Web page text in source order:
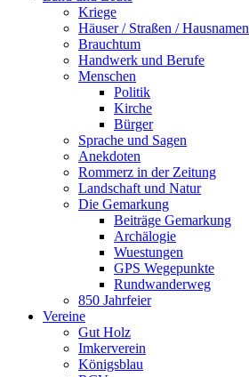
Kriege
Häuser / Straßen / Hausnamen
Brauchtum
Handwerk und Berufe
Menschen
Politik
Kirche
Bürger
Sprache und Sagen
Anekdoten
Rommerz in der Zeitung
Landschaft und Natur
Die Gemarkung
Beiträge Gemarkung
Archälogie
Wuestungen
GPS Wegepunkte
Rundwanderweg
850 Jahrfeier
Vereine
Gut Holz
Imkerverein
Königsblau